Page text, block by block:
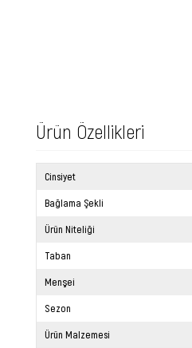
Ürün Özellikleri
Cinsiyet
Bağlama Şekli
Ürün Niteliği
Taban
Menşei
Sezon
Ürün Malzemesi